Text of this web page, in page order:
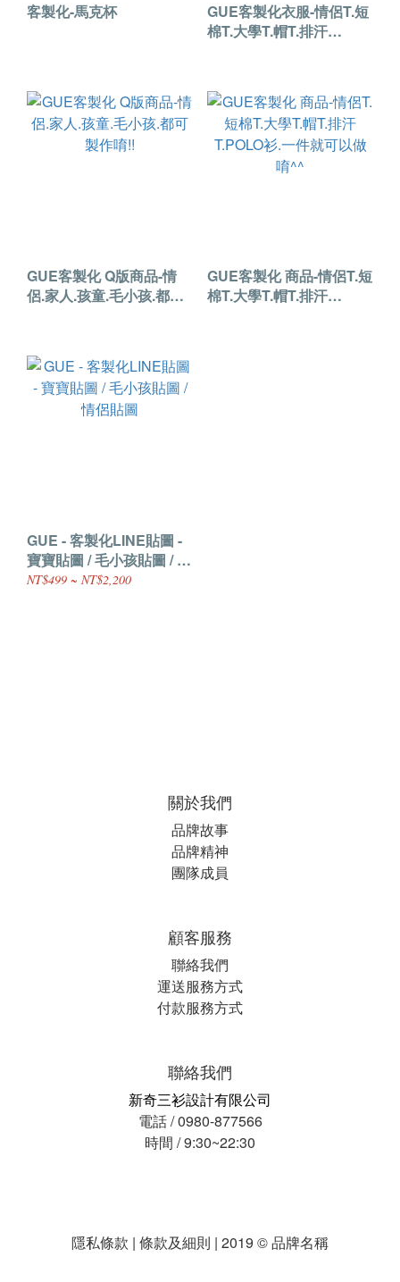
客製化-馬克杯
GUE客製化衣服-情侶T.短
棉T.大學T.帽T.排汗
GUE客製化 Q版商品-情
侶.家人.孩童.毛小孩.都可
GUE客製化 商品-情侶T.短
棉T.大學T.帽T.排汗
GUE - 客製化LINE貼圖 -
寶寶貼圖 / 毛小孩貼圖 / 情
侶貼圖
NT$499 ~ NT$2,200
關於我們
品牌故事
品牌精神
團隊成員
顧客服務
聯絡我們
運送服務方式
付款服務方式
聯絡我們
新奇三衫設計有限公司
電話 / 0980-877566
時間 / 9:30~22:30
隱私條款 | 條款及細則 | 2019 © 品牌名稱